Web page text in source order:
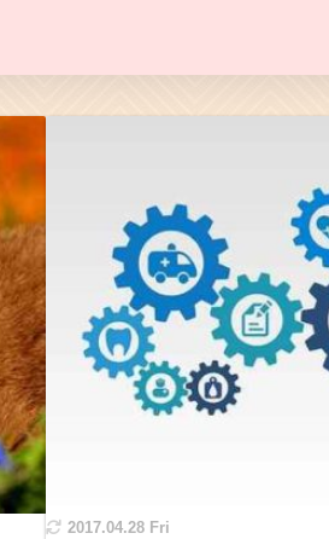
2017.04.28 Fri